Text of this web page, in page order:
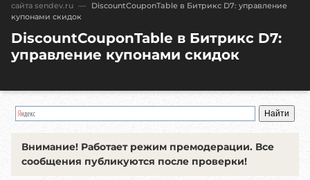
сайта sendev.ru —
DiscountCouponTable в Битрикс D7: управление
купонами скидок
DiscountCouponTable в Битрикс D7:
управление купонами скидок
Внимание! Работает режим премодерации. Все
сообщения публикуются после проверки!